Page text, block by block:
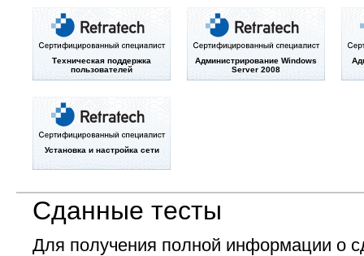
Техническая поддержка
пользователей
Администрирование Windows
Server 2008
Установка и настройка сети
Сданные тесты
Для получения полной информации о